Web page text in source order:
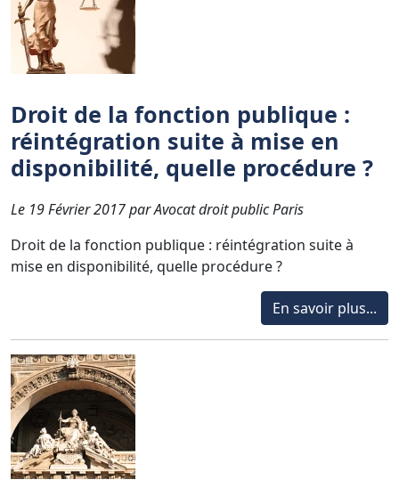
Droit de la fonction publique :
réintégration suite à mise en
disponibilité, quelle procédure ?
Le 19 Février 2017 par Avocat droit public Paris
Droit de la fonction publique : réintégration suite à
mise en disponibilité, quelle procédure ?
En savoir plus...